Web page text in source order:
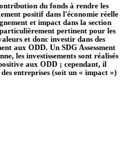
du fonds à rendre les
positif dans l'économie réelle
et impact dans la section
pertinent pour les
et donc investir dans des
aux ODD. Un SDG Assessment
les investissements sont réalisés
aux ODD ; cependant, il
entreprises (soit un « impact »)